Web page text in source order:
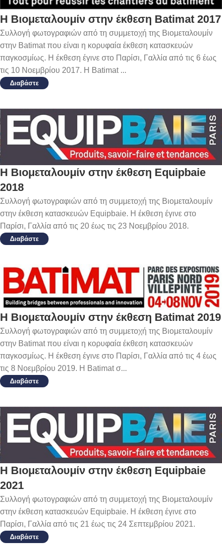
Η Βιομεταλουμίν στην έκθεση Batimat 2017
Συλλογή φωτογραφιών από τη συμμετοχή της Βιομεταλουμίν
στην Batimat που είναι η κορυφαία έκθεση κατασκευών
παγκοσμίως. Η έκθεση έγινε στο Παρίσι, Γαλλία από τις 6 έως
τις 10 Νοεμβρίου 2017. Η Batimat ...
Διαβάστε
Η Βιομεταλουμίν στην έκθεση Equipbaie
2018
Συλλογή φωτογραφιών από τη συμμετοχή της Βιομεταλουμίν
στην έκθεση κατασκευών Equipbaie. Η έκθεση έγινε στο
Παρίσι, Γαλλία από τις 20 έως τις 23 Νοεμβρίου 2018.
Διαβάστε
Η Βιομεταλουμίν στην έκθεση Batimat 2019
Συλλογή φωτογραφιών από τη συμμετοχή της Βιομεταλουμίν
στην Batimat που είναι η κορυφαία έκθεση κατασκευών
παγκοσμίως. Η έκθεση έγινε στο Παρίσι, Γαλλία από τις 4 έως
τις 8 Νοεμβρίου 2019. Η Batimat σ...
Διαβάστε
Η Βιομεταλουμίν στην έκθεση Equipbaie
2021
Συλλογή φωτογραφιών από τη συμμετοχή της Βιομεταλουμίν
στην έκθεση κατασκευών Equipbaie. Η έκθεση έγινε στο
Παρίσι, Γαλλία από τις 21 έως τις 24 Σεπτεμβρίου 2021.
Διαβάστε